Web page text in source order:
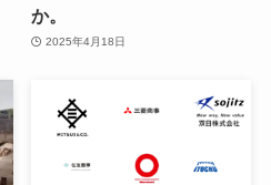
か。
2025年4月18日